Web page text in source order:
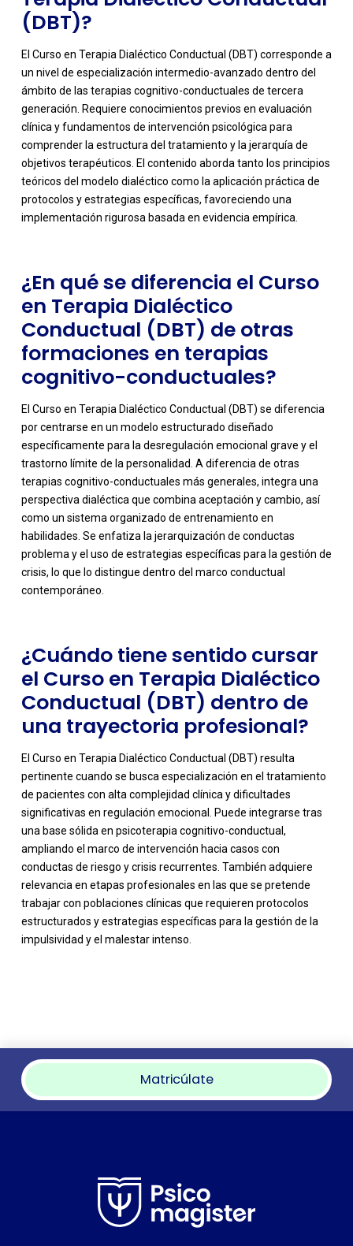
(DBT)?
El Curso en Terapia Dialéctico Conductual (DBT) corresponde a
un nivel de especialización intermedio-avanzado dentro del
ámbito de las terapias cognitivo-conductuales de tercera
generación. Requiere conocimientos previos en evaluación
clínica y fundamentos de intervención psicológica para
comprender la estructura del tratamiento y la jerarquía de
objetivos terapéuticos. El contenido aborda tanto los principios
teóricos del modelo dialéctico como la aplicación práctica de
protocolos y estrategias específicas, favoreciendo una
implementación rigurosa basada en evidencia empírica.
-
¿En qué se diferencia el Curso
en Terapia Dialéctico
Conductual (DBT) de otras
formaciones en terapias
cognitivo-conductuales?
El Curso en Terapia Dialéctico Conductual (DBT) se diferencia
por centrarse en un modelo estructurado diseñado
específicamente para la desregulación emocional grave y el
trastorno límite de la personalidad. A diferencia de otras
terapias cognitivo-conductuales más generales, integra una
perspectiva dialéctica que combina aceptación y cambio, así
como un sistema organizado de entrenamiento en
habilidades. Se enfatiza la jerarquización de conductas
problema y el uso de estrategias específicas para la gestión de
crisis, lo que lo distingue dentro del marco conductual
contemporáneo.
-
¿Cuándo tiene sentido cursar
el Curso en Terapia Dialéctico
Conductual (DBT) dentro de
una trayectoria profesional?
El Curso en Terapia Dialéctico Conductual (DBT) resulta
pertinente cuando se busca especialización en el tratamiento
de pacientes con alta complejidad clínica y dificultades
significativas en regulación emocional. Puede integrarse tras
una base sólida en psicoterapia cognitivo-conductual,
ampliando el marco de intervención hacia casos con
conductas de riesgo y crisis recurrentes. También adquiere
relevancia en etapas profesionales en las que se pretende
trabajar con poblaciones clínicas que requieren protocolos
estructurados y estrategias específicas para la gestión de la
impulsividad y el malestar intenso.
Matricúlate